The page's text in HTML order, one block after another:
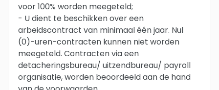
voor 100% worden meegeteld;
- U dient te beschikken over een
arbeidscontract van minimaal één jaar. Nul
(0)-uren-contracten kunnen niet worden
meegeteld. Contracten via een
detacheringsbureau/ uitzendbureau/ payroll
organisatie, worden beoordeeld aan de hand